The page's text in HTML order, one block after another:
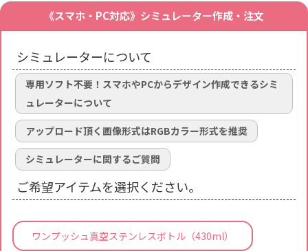
《スマホ・PC対応》シミュレーター作成・注文
シミュレーターについて
専用ソフト不要！スマホやPCからデザイン作成できるシミ
ュレーターについて
アップロード頂く画像形式はRGBカラー形式を推奨
シミュレーターに関するご質問
ご希望アイテムを選択ください。
ワンプッシュ真空ステンレスボトル（430ml）